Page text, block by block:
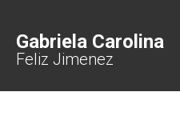
Gabriela Carolina
Feliz Jimenez